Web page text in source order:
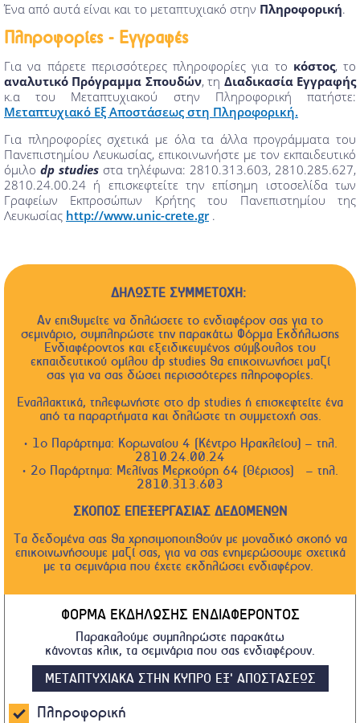
Ένα από αυτά είναι και το μεταπτυχιακό στην Πληροφορική.
Πληροφορίες - Εγγραφές
Για να πάρετε περισσότερες πληροφορίες για το κόστος, το
αναλυτικό Πρόγραμμα Σπουδών, τη Διαδικασία Εγγραφής
κ.α του Μεταπτυχιακού στην Πληροφορική πατήστε:
Μεταπτυχιακό Εξ Αποστάσεως στη Πληροφορική.
Για πληροφορίες σχετικά με όλα τα άλλα προγράμματα του
Πανεπιστημίου Λευκωσίας, επικοινωνήστε με τον εκπαιδευτικό
όμιλο dp studies στα τηλέφωνα: 2810.313.603, 2810.285.627,
2810.24.00.24 ή επισκεφτείτε την επίσημη ιστοσελίδα των
Γραφείων Εκπροσώπων Κρήτης του Πανεπιστημίου της
Λευκωσίας http://www.unic-crete.gr.
ΔΗΛΩΣΤΕ ΣΥΜΜΕΤΟΧΗ:
Αν επιθυμείτε να δηλώσετε το ενδιαφέρον σας για το
σεμινάριο, συμπληρώστε την παρακάτω Φόρμα Εκδήλωσης
Ενδιαφέροντος και εξειδικευμένος σύμβουλος του
εκπαιδευτικού ομίλου dp studies θα επικοινωνήσει μαζί
σας για να σας δώσει περισσότερες πληροφορίες.
Εναλλακτικά, τηλεφωνήστε στο dp studies ή επισκεφτείτε ένα
από τα παραρτήματα και δηλώστε τη συμμετοχή σας.
• 1ο Παράρτημα: Κορωναίου 4 (Κέντρο Ηρακλείου) – τηλ.
2810.24.00.24
• 2ο Παράρτημα: Μελίνας Μερκούρη 64 (Θέρισος) – τηλ.
2810.313.603
ΣΚΟΠΟΣ ΕΠΕΞΕΡΓΑΣΙΑΣ ΔΕΔΟΜΕΝΩΝ
Τα δεδομένα σας θα χρησιμοποιηθούν με μοναδικό σκοπό να
επικοινωνήσουμε μαζί σας, για να σας ενημερώσουμε σχετικά
με τα σεμινάρια που έχετε εκδηλώσει ενδιαφέρον.
ΦΟΡΜΑ ΕΚΔΗΛΩΣΗΣ ΕΝΔΙΑΦΕΡΟΝΤΟΣ
Παρακαλούμε συμπληρώστε παρακάτω
κάνοντας κλικ, τα σεμινάρια που σας ενδιαφέρουν.
ΜΕΤΑΠΤΥΧΙΑΚΑ ΣΤΗΝ ΚΥΠΡΟ ΕΞ' ΑΠΟΣΤΑΣΕΩΣ
Πληροφορική